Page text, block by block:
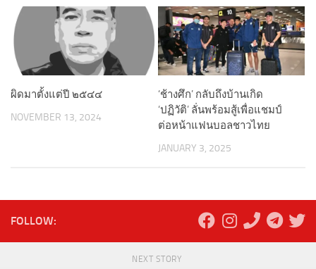
ผิดมาตั้งแต่ปี ๒๕๔๔
NOVEMBER 13, 2024
‘ช้างศึก’ กลับถึงบ้านเกิด
‘ปฏิวัติ’ ลั่นพร้อมสู้เพื่อแชมป์
ต่อหน้าแฟนบอลชาวไทย
JANUARY 3, 2025
FOLLOW:
NEXT STORY